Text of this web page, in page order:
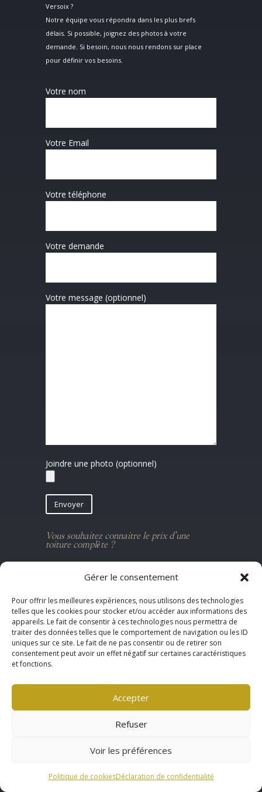
Gérer le consentement
Pour offrir les meilleures expériences, nous utilisons des technologies
telles que les cookies pour stocker et/ou accéder aux informations des
appareils. Le fait de consentir à ces technologies nous permettra de
traiter des données telles que le comportement de navigation ou les ID
uniques sur ce site. Le fait de ne pas consentir ou de retirer son
consentement peut avoir un effet négatif sur certaines caractéristiques
et fonctions.
Accepter
Refuser
Voir les préférences
Politique de cookiesDéclaration de confidentialité
Versoix ?
Notre équipe vous répondra dans les plus brefs
délais. Si possible, joignez des photos à votre
demande. Si besoin, nous nous rendons sur place
pour définir vos besoins.
Votre nom
Votre Email
Votre téléphone
Votre demande
Votre message (optionnel)
Joindre une photo (optionnel)
Envoyer
l
t
e
a
t
i
v
e
:
Vous souhaitez connaitre le prix d’une
toiture complète ?
078 300 74 63